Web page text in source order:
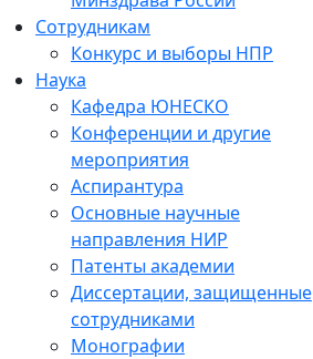
Сотрудникам
Конкурс и выборы НПР
Наука
Кафедра ЮНЕСКО
Конференции и другие
мероприятия
Аспирантура
Основные научные
направления НИР
Патенты академии
Диссертации, защищенные
сотрудниками
Монографии